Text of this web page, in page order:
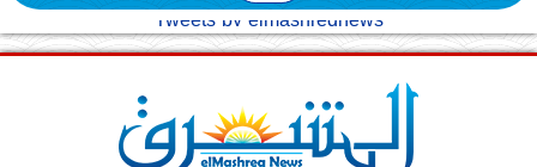
Tweets by elmashreqnews